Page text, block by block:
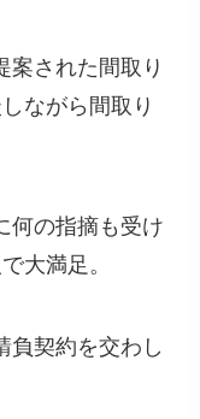
案された間取り
ながら間取り
何の指摘も受け
大満足。
負契約を交わし